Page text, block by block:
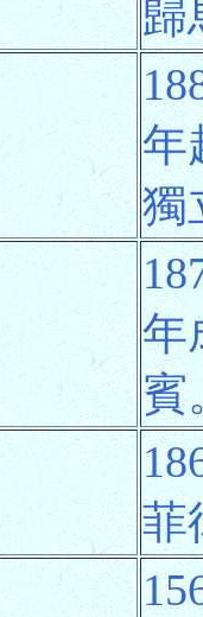
歸
年
獨
年
賓
菲